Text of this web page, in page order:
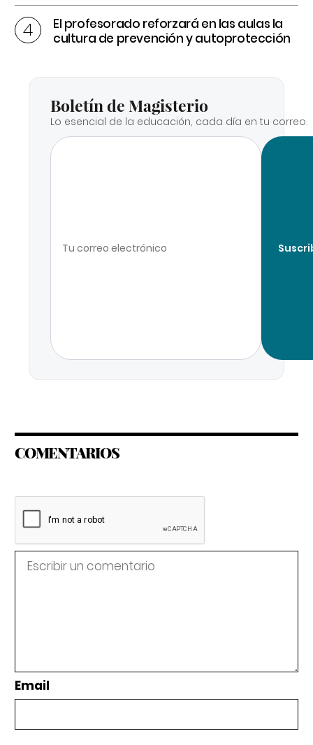
El profesorado reforzará en las aulas la
cultura de prevención y autoprotección
Boletín de Magisterio
Lo esencial de la educación, cada día en tu correo.
COMENTARIOS
Email